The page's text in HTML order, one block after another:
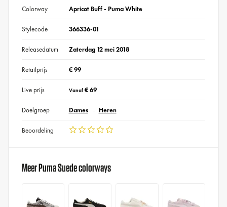
Colorway Apricot Buff - Puma White
Stylecode 366336-01
Releasedatum Zaterdag 12 mei 2018
Retailprijs € 99
Live prijs Vanaf€ 69
Doelgroep Dames Heren
Beoordeling
Meer Puma Suede colorways